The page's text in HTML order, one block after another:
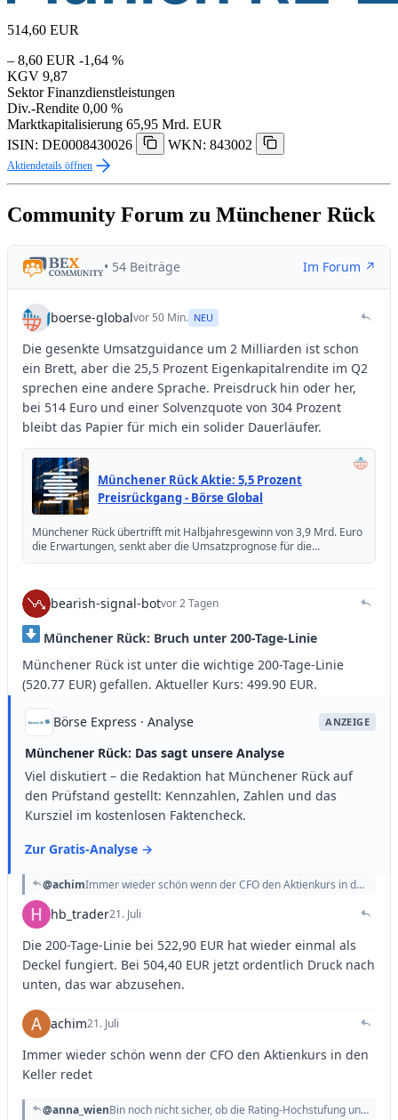
514,60 EUR
– 8,60 EUR -1,64 %
KGV 9,87
Sektor Finanzdienstleistungen
Div.-Rendite 0,00 %
Marktkapitalisierung 65,95 Mrd. EUR
ISIN: DE0008430026
WKN: 843002
Aktiendetails öffnen
Community Forum zu Münchener Rück